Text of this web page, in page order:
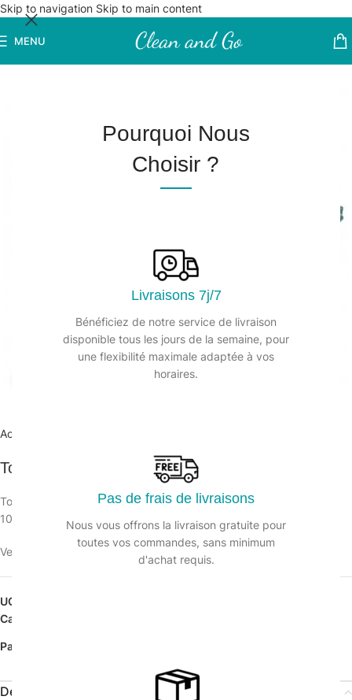
Pourquoi Nous
Choisir ?
Livraisons 7j/7
Bénéficiez de notre service de livraison
disponible tous les jours de la semaine, pour
une flexibilité maximale adaptée à vos
horaires.
Pas de frais de livraisons
Nous vous offrons la livraison gratuite pour
toutes vos commandes, sans minimum
d'achat requis.
Skip to navigation Skip to main content
MENU
Accueil
Torchon vaisselle coton 170g/m² – lot de 10
Torchon non tissé blanc 50X70cm
100% coton 170 g/m². 3 couleurs assorties (bleu/vert/rouge).
Veuillez vous connecter pour voir les prix.
UGS :
Catégorie :
Partager:
Description